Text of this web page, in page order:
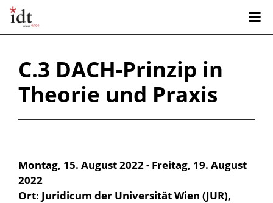
C.3 DACH-Prinzip in
Theorie und Praxis
Montag, 15. August 2022 - Freitag, 19. August
2022
Ort: Juridicum der Universität Wien (JUR),